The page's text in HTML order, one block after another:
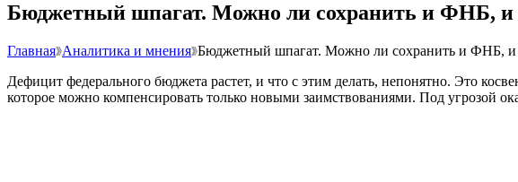
Бюджетный шпагат. Можно ли сохранить и ФНБ, и
Главная Аналитика и мнения Бюджетный шпагат. Можно ли сохранить и ФНБ, и
Дефицит федерального бюджета растет, и что с этим делать, непонятно. Это
которое можно компенсировать только новыми заимствованиями. Под угрозой